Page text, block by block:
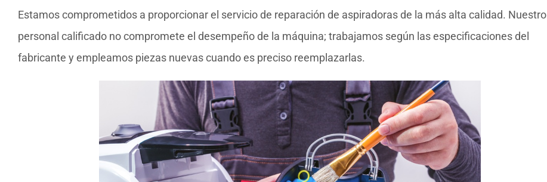
Estamos comprometidos a proporcionar el servicio de reparación de aspiradoras de la más alta calidad. Nuestro
personal calificado no compromete el desempeño de la máquina; trabajamos según las especificaciones del
fabricante y empleamos piezas nuevas cuando es preciso reemplazarlas.